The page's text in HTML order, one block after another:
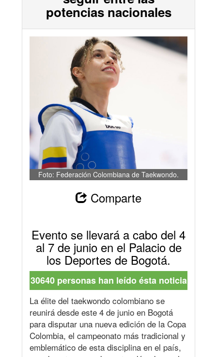
potencias nacionales
Foto: Federación Colombiana de Taekwondo.
Comparte
Evento se llevará a cabo del 4
al 7 de junio en el Palacio de
los Deportes de Bogotá.
30640 personas han leído ésta noticia
La élite del taekwondo colombiano se
reunirá desde este 4 de junio en Bogotá
para disputar una nueva edición de la Copa
Colombia, el campeonato más tradicional y
emblemático de esta disciplina en el país,